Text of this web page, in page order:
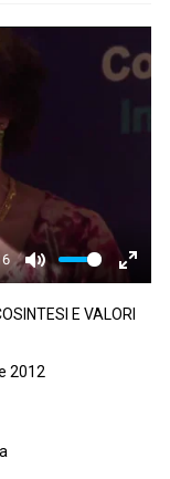
Mute
Enter
E VALORI
2012